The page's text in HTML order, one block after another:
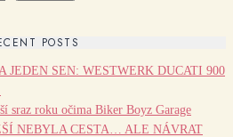
POSTS
JEDEN SEN: WESTWERK DUCATI 900
sraz roku očima Biker Boyz Garage
NEBYLA CESTA… ALE NÁVRAT